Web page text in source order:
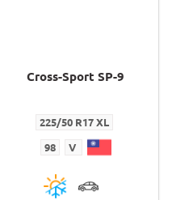
Cross-Sport SP-9
225/50 R17 XL
98 V